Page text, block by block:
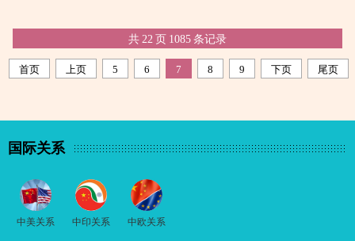
共 22 页 1085 条记录
首页 上页 5 6 7 8 9 下页 尾页
国际关系
中美关系 中印关系 中欧关系